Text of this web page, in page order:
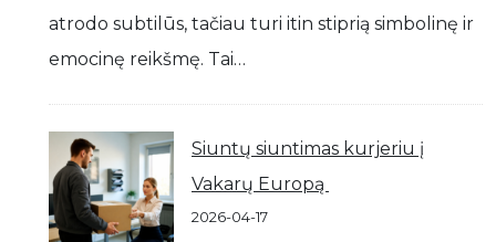
atrodo subtilūs, tačiau turi itin stiprią simbolinę ir
emocinę reikšmę. Tai…
Siuntų siuntimas kurjeriu į
Vakarų Europą
2026-04-17